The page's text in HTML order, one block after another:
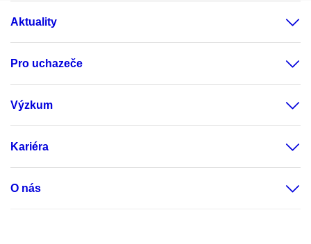
Aktuality
Pro uchazeče
Výzkum
Kariéra
O nás